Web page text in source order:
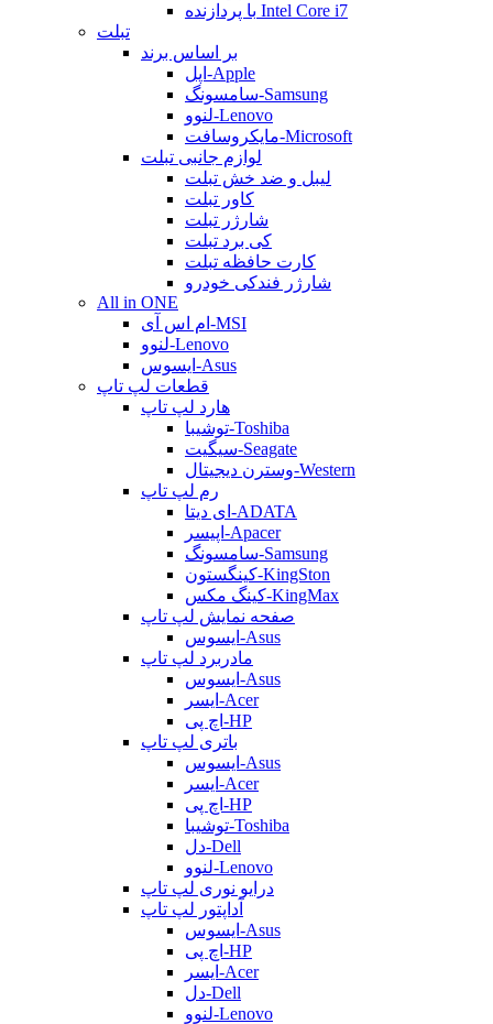
با پردازنده Intel Core i7
تبلت
بر اساس برند
اپل-Apple
سامسونگ-Samsung
لنوو-Lenovo
مایکروسافت-Microsoft
لوازم جانبی تبلت
لیبل و ضد خش تبلت
کاور تبلت
شارژر تبلت
کی برد تبلت
کارت حافظه تبلت
شارژر فندکی خودرو
All in ONE
ام اس آی-MSI
لنوو-Lenovo
ایسوس-Asus
قطعات لپ تاپ
هارد لپ تاپ
توشیبا-Toshiba
سیگیت-Seagate
وسترن دیجیتال-Western
رم لپ تاپ
ای دیتا-ADATA
اپیسر-Apacer
سامسونگ-Samsung
کینگستون-KingSton
کینگ مکس-KingMax
صفحه نمایش لپ تاپ
ایسوس-Asus
مادربرد لپ تاپ
ایسوس-Asus
ایسر-Acer
اچ پی-HP
باتری لپ تاپ
ایسوس-Asus
ایسر-Acer
اچ پی-HP
توشیبا-Toshiba
دل-Dell
لنوو-Lenovo
درایو نوری لپ تاپ
آداپتور لپ تاپ
ایسوس-Asus
اچ پی-HP
ایسر-Acer
دل-Dell
لنوو-Lenovo